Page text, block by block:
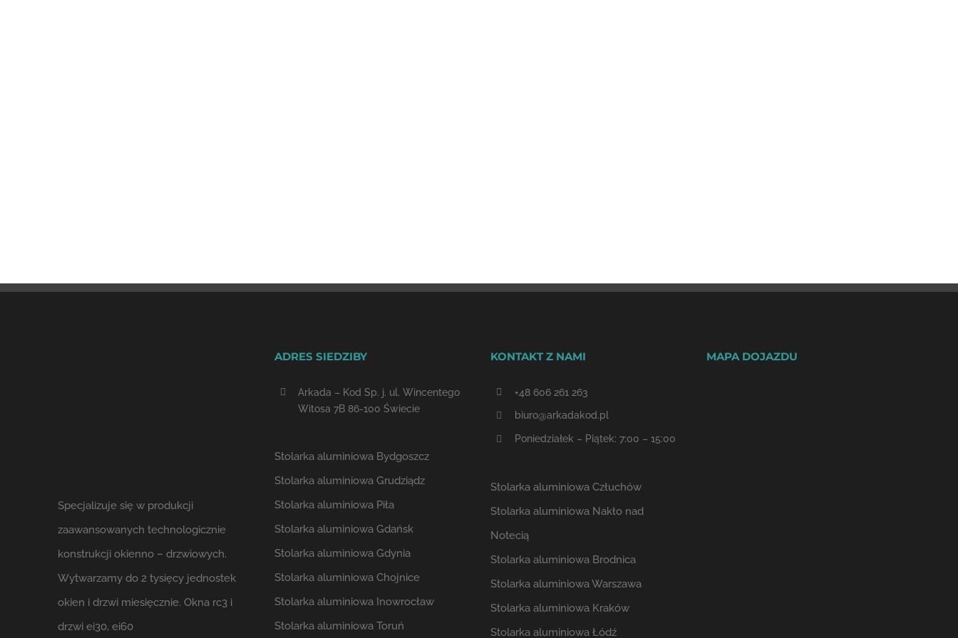
Specjalizuje się w produkcji
zaawansowanych technologicznie
konstrukcji okienno – drzwiowych.
Wytwarzamy do 2 tysięcy jednostek
okien i drzwi miesięcznie. Okna rc3 i
drzwi ei30, ei60
ADRES SIEDZIBY
Arkada – Kod Sp. j. ul. Wincentego
Witosa 7B 86-100 Świecie
Stolarka aluminiowa Bydgoszcz
Stolarka aluminiowa Grudziądz
Stolarka aluminiowa Piła
Stolarka aluminiowa Gdańsk
Stolarka aluminiowa Gdynia
Stolarka aluminiowa Chojnice
Stolarka aluminiowa Inowrocław
Stolarka aluminiowa Toruń
KONTAKT Z NAMI
+48 606 261 263
biuro@arkadakod.pl
Poniedziałek – Piątek: 7:00 – 15:00
Stolarka aluminiowa Człuchów
Stolarka aluminiowa Nakło nad
Notecią
Stolarka aluminiowa Brodnica
Stolarka aluminiowa Warszawa
Stolarka aluminiowa Kraków
Stolarka aluminiowa Łódź
MAPA DOJAZDU